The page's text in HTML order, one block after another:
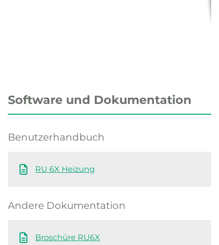
Software und Dokumentation
Benutzerhandbuch
RU 6X Heizung
Andere Dokumentation
Broschüre RU6X